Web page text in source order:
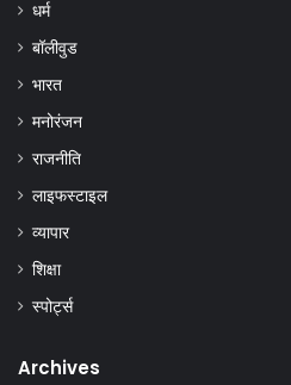
धर्म
बॉलीवुड
भारत
मनोरंजन
राजनीति
लाइफस्टाइल
व्यापार
शिक्षा
स्पोर्ट्स
Archives